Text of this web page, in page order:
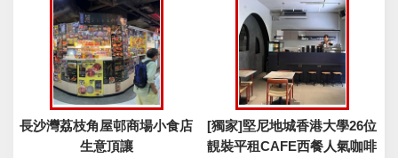
長沙灣荔枝角屋邨商場小食店
生意頂讓
[獨家]堅尼地城香港大學26位
靚裝平租CAFE西餐人氣咖啡